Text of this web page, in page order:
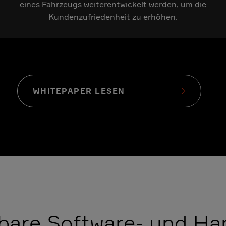
eines Fahrzeugs weiterentwickelt werden, um die
Kundenzufriedenheit zu erhöhen.
WHITEPAPER LESEN